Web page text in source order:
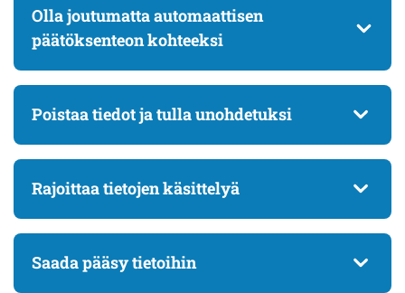
Olla joutumatta automaattisen
päätöksenteon kohteeksi
Poistaa tiedot ja tulla unohdetuksi
Rajoittaa tietojen käsittelyä
Saada pääsy tietoihin